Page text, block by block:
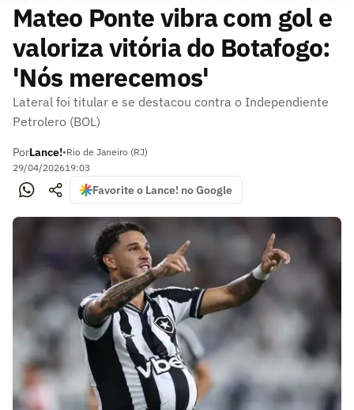
Mateo Ponte vibra com gol e
valoriza vitória do Botafogo:
'Nós merecemos'
Lateral foi titular e se destacou contra o Independiente
Petrolero (BOL)
PorLance!•Rio de Janeiro (RJ)
29/04/202619:03
Favorite o Lance! no Google